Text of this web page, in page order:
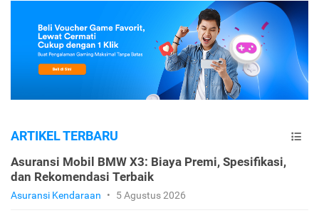
ARTIKEL TERBARU
Asuransi Mobil BMW X3: Biaya Premi, Spesifikasi,
dan Rekomendasi Terbaik
Asuransi Kendaraan • 5 Agustus 2026